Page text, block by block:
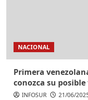
NACIONAL
Primera
conozca su
INFOSUR 21/06/